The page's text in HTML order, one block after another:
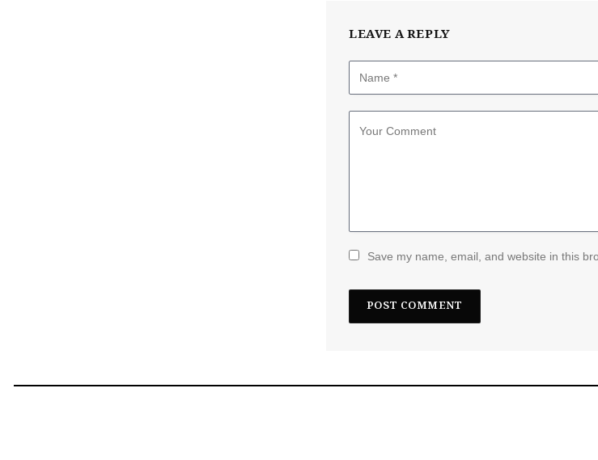
LEAVE A REPLY
Save my name, email, and website in this